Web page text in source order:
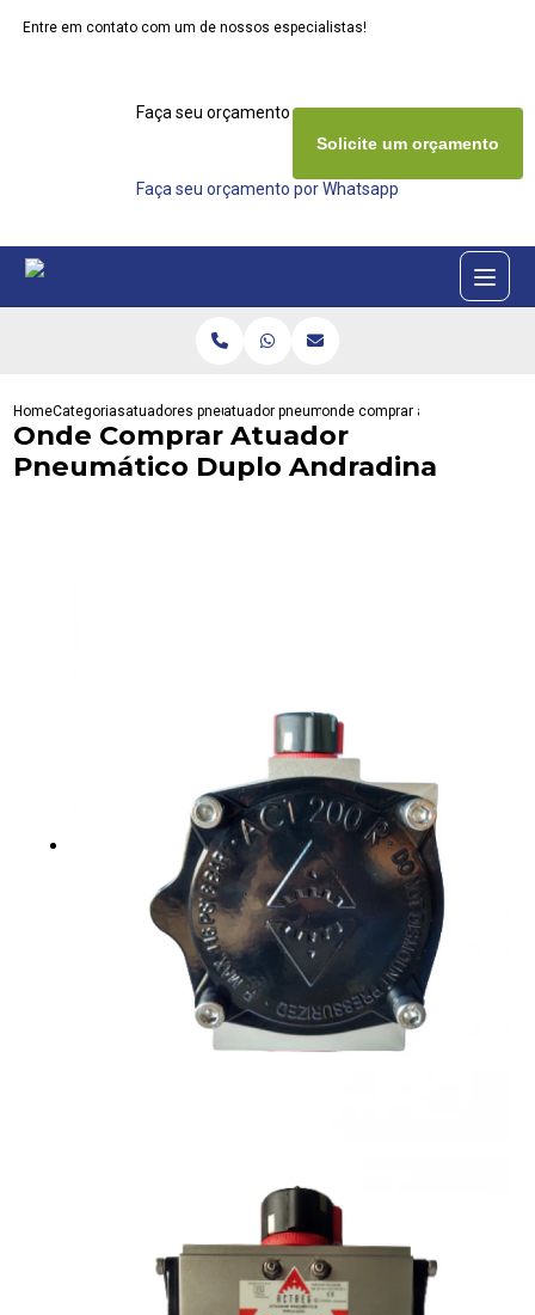
Entre em contato com um de nossos especialistas!
Faça seu orçamento agora mesmo
Faça seu orçamento por Whatsapp
Solicite um orçamento
HomeCategoriasatuadores pneumaticosatuador pneumatico actonde comprar atuador
Onde Comprar Atuador
Pneumático Duplo Andradina